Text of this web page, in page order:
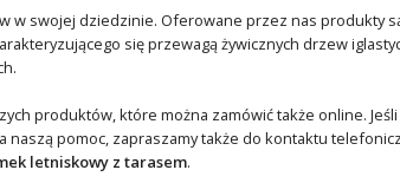
swojej dziedzinie. Oferowane przez nas produkty
się przewagą żywicznych drzew
produktów, które można zamówić także online.
pomoc, zapraszamy także do kontaktu
letniskowy z tarasem.